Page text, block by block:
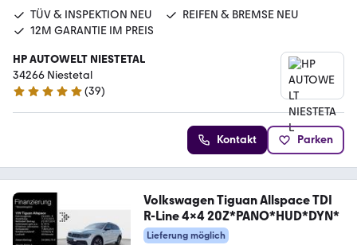
TÜV & INSPEKTION NEU
REIFEN & BREMSE NEU
12M GARANTIE IM PREIS
HP AUTOWELT NIESTETAL
34266 Niestetal
5 Sterne
(39)
Kontakt Parken
Volkswagen Tiguan Allspace TDI
R-Line 4x4 20Z*PANO*HUD*DYN*
Lieferung möglich